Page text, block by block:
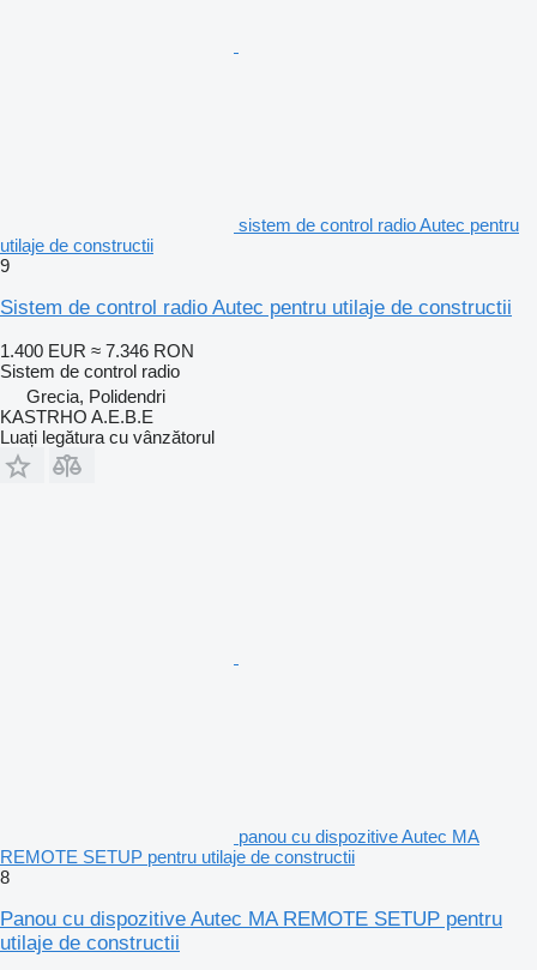
sistem de control radio Autec pentru
utilaje de constructii
9
Sistem de control radio Autec pentru utilaje de constructii
1.400 EUR ≈ 7.346 RON
Sistem de control radio
Grecia, Polidendri
KASTRHO A.E.B.E
Luați legătura cu vânzătorul
panou cu dispozitive Autec MA
REMOTE SETUP pentru utilaje de constructii
8
Panou cu dispozitive Autec MA REMOTE SETUP pentru
utilaje de constructii